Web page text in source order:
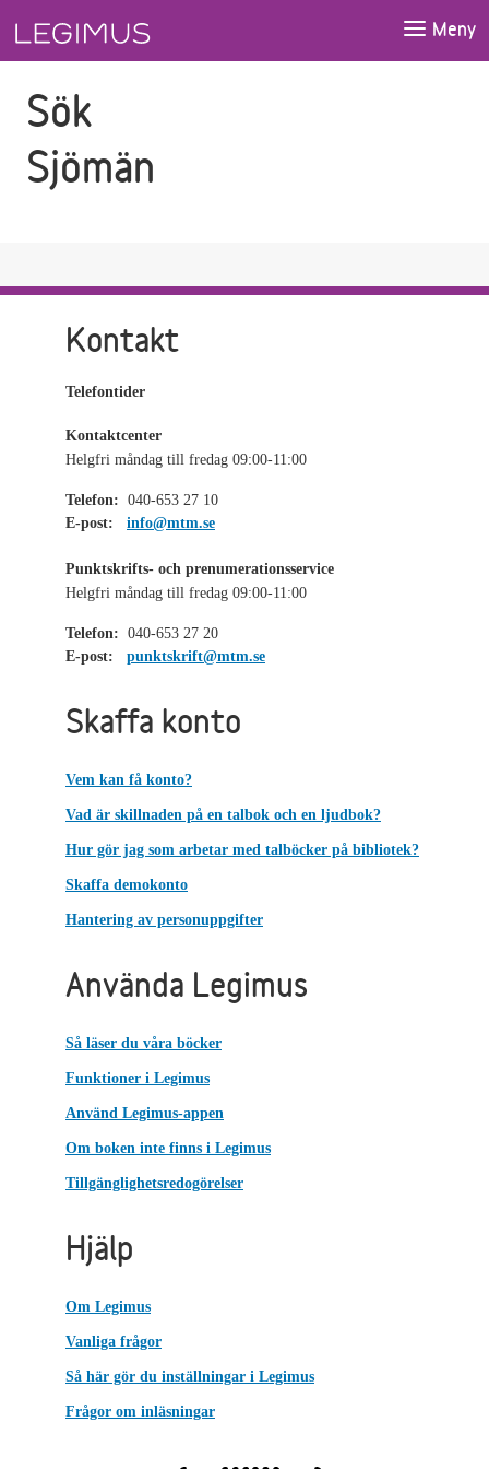
Meny
Sök
Sjömän
Kontakt
Telefontider
Kontaktcenter
Helgfri måndag till fredag 09:00-11:00
Telefon: 040-653 27 10
E-post:
info@mtm.se
Punktskrifts- och prenumerationsservice
Helgfri måndag till fredag 09:00-11:00
Telefon: 040-653 27 20
E-post:
punktskrift@mtm.se
Skaffa konto
Vem kan få konto?
Vad är skillnaden på en talbok och en ljudbok?
Hur gör jag som arbetar med talböcker på bibliotek?
Skaffa demokonto
Hantering av personuppgifter
Använda Legimus
Så läser du våra böcker
Funktioner i Legimus
Använd Legimus-appen
Om boken inte finns i Legimus
Tillgänglighetsredogörelser
Hjälp
Om Legimus
Vanliga frågor
Så här gör du inställningar i Legimus
Frågor om inläsningar